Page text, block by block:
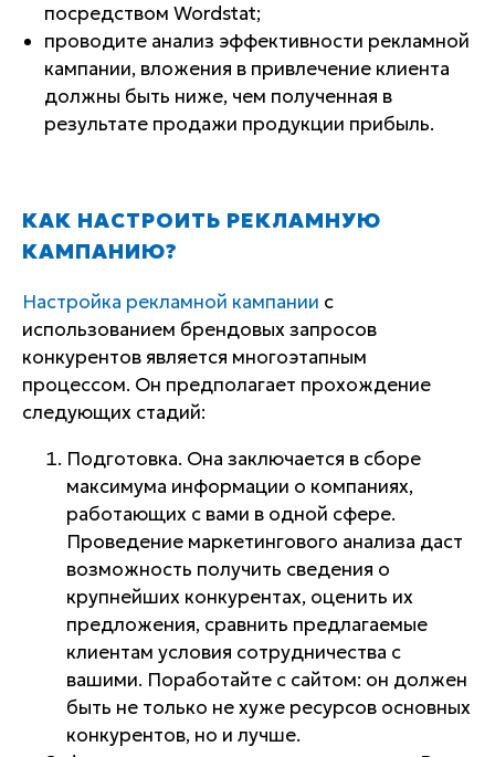
посредством Wordstat;
проводите анализ эффективности рекламной
кампании, вложения в привлечение клиента
должны быть ниже, чем полученная в
результате продажи продукции прибыль.
КАК НАСТРОИТЬ РЕКЛАМНУЮ
КАМПАНИЮ?
Настройка рекламной кампании с
использованием брендовых запросов
конкурентов является многоэтапным
процессом. Он предполагает прохождение
следующих стадий:
Подготовка. Она заключается в сборе
максимума информации о компаниях,
работающих с вами в одной сфере.
Проведение маркетингового анализа даст
возможность получить сведения о
крупнейших конкурентах, оценить их
предложения, сравнить предлагаемые
клиентам условия сотрудничества с
вашими. Поработайте с сайтом: он должен
быть не только не хуже ресурсов основных
конкурентов, но и лучше.